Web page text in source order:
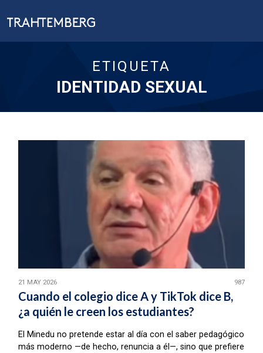
ETIQUETA
IDENTIDAD SEXUAL
21 MAY 2026 987
Cuando el colegio dice A y TikTok dice B,
¿a quién le creen los estudiantes?
El Minedu no pretende estar al día con el saber pedagógico
más moderno —de hecho, renuncia a él—, sino que prefiere